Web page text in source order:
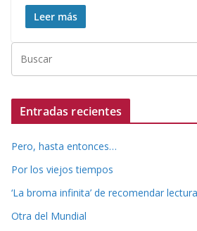
Leer más
Entradas recientes
Pero, hasta entonces…
Por los viejos tiempos
‘La broma infinita’ de recomendar
Otra del Mundial